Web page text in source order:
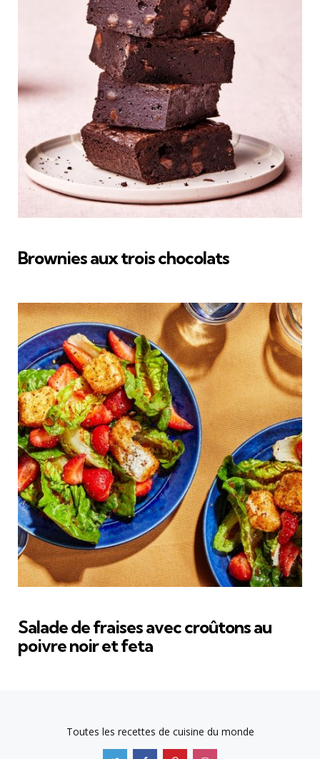
Brownies aux trois chocolats
Salade de fraises avec croûtons au
poivre noir et feta
Toutes les recettes de cuisine du monde